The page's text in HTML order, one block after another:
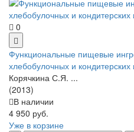
0
Функциональные пищевые
хлебобулочных и кондитерских
Корячкина С.Я. ...
(2013)
В наличии
4 950 руб.
Уже в корзине